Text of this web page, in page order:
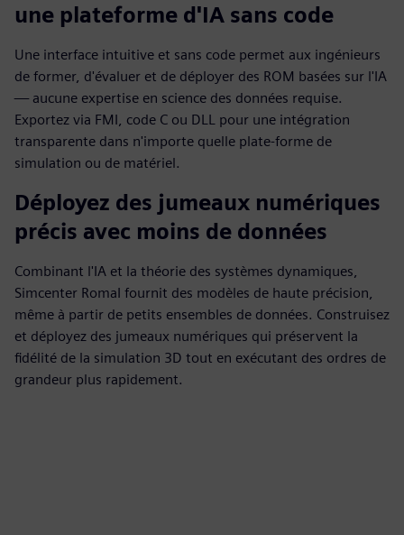
une plateforme d'IA sans code
Une interface intuitive et sans code permet aux ingénieurs
de former, d'évaluer et de déployer des ROM basées sur l'IA
— aucune expertise en science des données requise.
Exportez via FMI, code C ou DLL pour une intégration
transparente dans n'importe quelle plate-forme de
simulation ou de matériel.
Déployez des jumeaux numériques
précis avec moins de données
Combinant l'IA et la théorie des systèmes dynamiques,
Simcenter RomaI fournit des modèles de haute précision,
même à partir de petits ensembles de données. Construisez
et déployez des jumeaux numériques qui préservent la
fidélité de la simulation 3D tout en exécutant des ordres de
grandeur plus rapidement.